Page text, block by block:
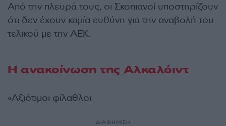
Από την πλευρά τους, οι Σκοπιανοί υποστηρίζουν
ότι δεν έχουν καμία ευθύνη για την αναβολή του
τελικού με την ΑΕΚ.
Η ανακοίνωση της Αλκαλόιντ
«Αξιότιμοι φίλαθλοι
ΔΙΑΦΗΜΙΣΗ